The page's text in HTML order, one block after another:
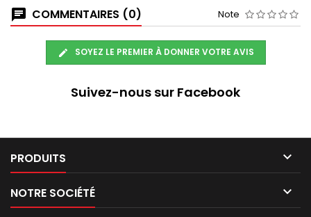
COMMENTAIRES (0) Note
SOYEZ LE PREMIER À DONNER VOTRE AVIS
Suivez-nous sur Facebook
PRODUITS 
NOTRE SOCIÉTÉ 